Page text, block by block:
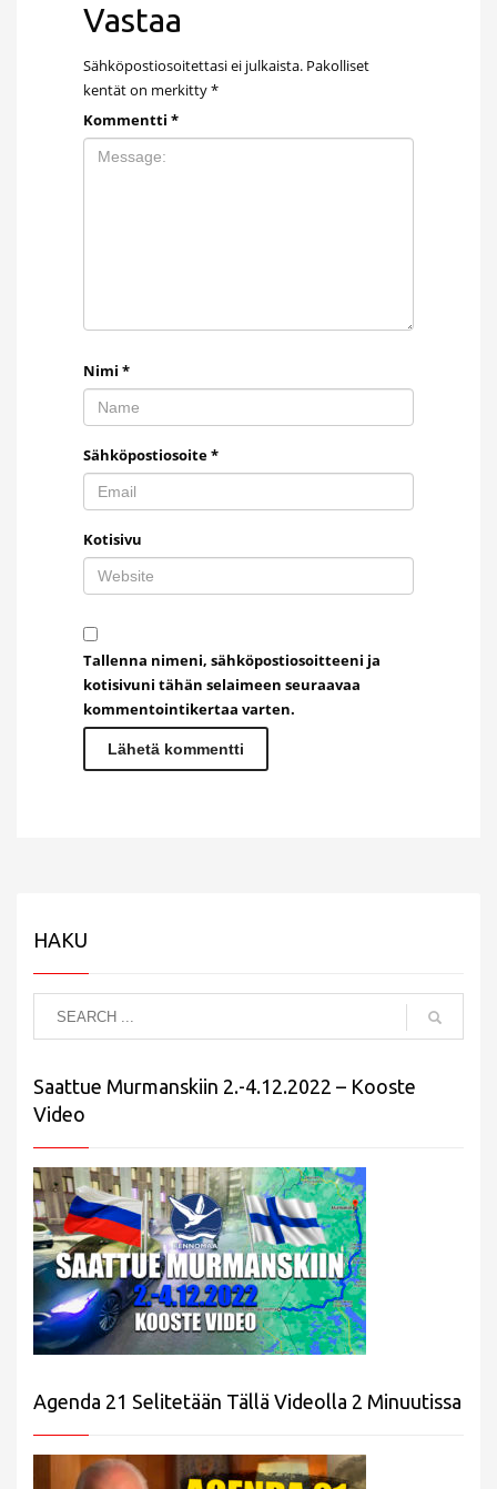
Vastaa
Sähköpostiosoitettasi ei julkaista. Pakolliset
kentät on merkitty*
Kommentti *
Nimi *
Sähköpostiosoite*
Kotisivu
Tallenna nimeni, sähköpostiosoitteeni ja
kotisivuni tähän selaimeen seuraavaa
kommentointikertaa varten.
HAKU
Saattue Murmanskiin 2.-4.12.2022 – Kooste
Video
Agenda 21 Selitetään Tällä Videolla 2 Minuutissa